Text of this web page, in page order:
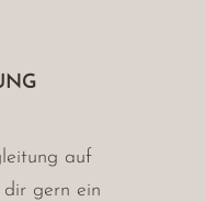
auf
dir gern ein